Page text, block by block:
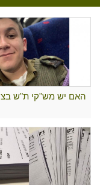
האם יש מש"קי ת"ש